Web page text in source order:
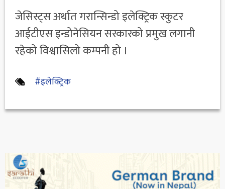
जेसिस्ट्स अर्थात गरान्सिन्डो इलेक्ट्रिक स्कुटर
आईटीएस इन्डोनेसियन सरकारको प्रमुख लगानी
रहेको विश्वासिलो कम्पनी हो ।
#इलेक्ट्रिक